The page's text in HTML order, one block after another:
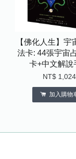
【佛化人生】宇
法卡: 44張宇宙
卡+中文解說
NT$ 1,024
加入購物